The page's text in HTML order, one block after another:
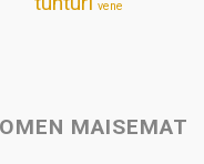
vene
MAISEMAT